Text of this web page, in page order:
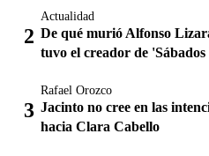
Actualidad
De qué murió Alfonso
tuvo el creador de 'Sábados
Rafael Orozco
Jacinto no cree en las
hacia Clara Cabello